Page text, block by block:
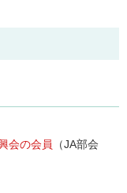
会の会員
（JA部会